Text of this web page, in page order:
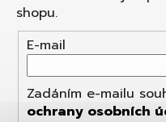
shopu.
E-mail
Zadáním e-mailu
ochrany osobních